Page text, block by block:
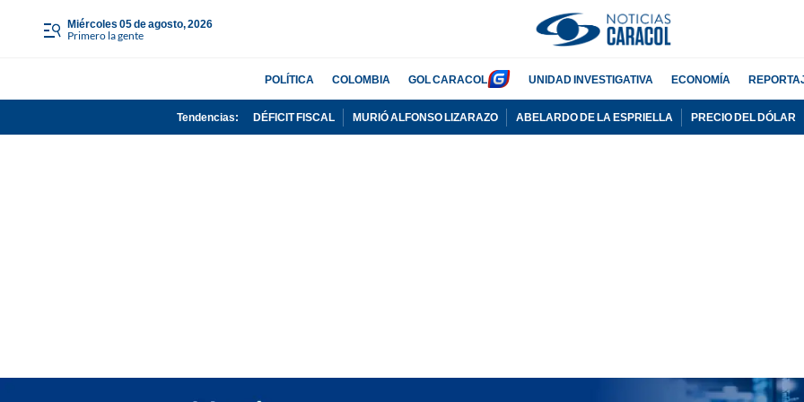
miércoles 05 de agosto, 2026
Primero la gente
POLÍTICA COLOMBIA GOL CARACOL UNIDAD INVESTIGATIVA ECONOMÍA
Tendencias: DÉFICIT FISCAL MURIÓ ALFONSO LIZARAZO ABELARDO DE LA ESPRIELLA PRECIO DEL DÓLAR